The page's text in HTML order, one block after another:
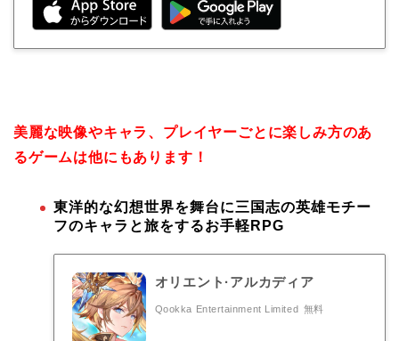
美麗な映像やキャラ、プレイヤーごとに楽しみ方のあ
るゲームは他にもあります！
東洋的な幻想世界を舞台に三国志の英雄モチー
フのキャラと旅をするお手軽RPG
オリエント·アルカディア
Qookka Entertainment Limited 無料